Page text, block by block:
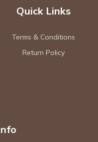
Quick Links
Terms & Conditions
Return Policy